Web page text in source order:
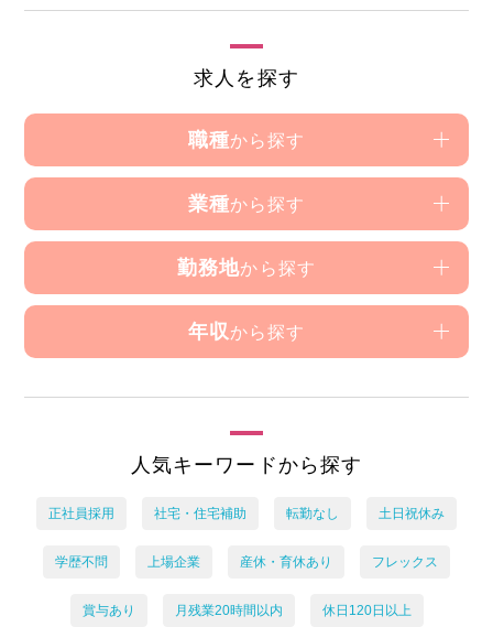
求人を探す
職種から探す
業種から探す
勤務地から探す
年収 から探す
人気キーワードから探す
正社員採用 社宅・住宅補助 転勤なし 土日祝休み
学歴不問 上場企業 産休・育休あり フレックス
賞与あり 月残業20時間以内 休日120日以上